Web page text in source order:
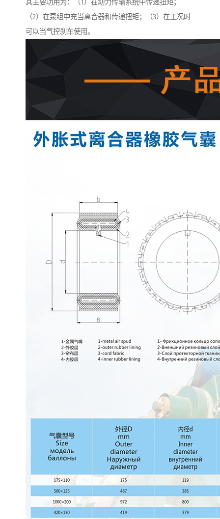
其主要功用为：（1）在动力传输系统中传递扭矩；
（2）在泵组中充当离合器和传递扭矩；（3）在工况时
可以当气控刹车使用。